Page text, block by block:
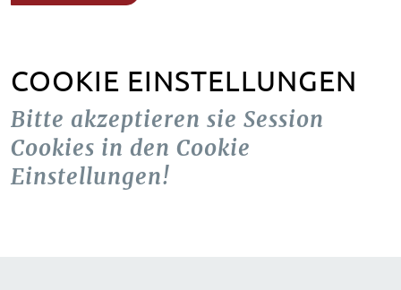
COOKIE EINSTELLUNGEN
Bitte akzeptieren sie Session
Cookies in den Cookie
Einstellungen!